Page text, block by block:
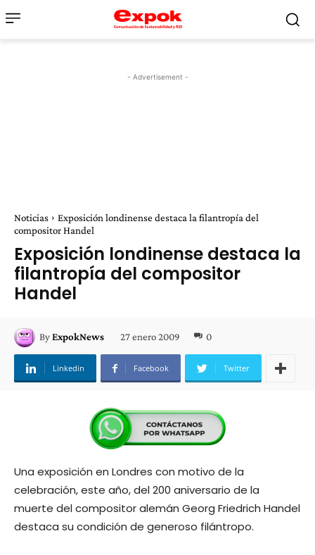
- Advertisement -
Noticias
Exposición londinense destaca la filantropía del
compositor Handel
Exposición londinense destaca la
filantropía del compositor
Handel
ByExpokNews 27 enero 2009 0
Linkedin Facebook Twitter
Una exposición en Londres con motivo de la
celebración, este año, del 200 aniversario de la
muerte del compositor alemán Georg Friedrich Handel
destaca su condición de generoso filántropo.